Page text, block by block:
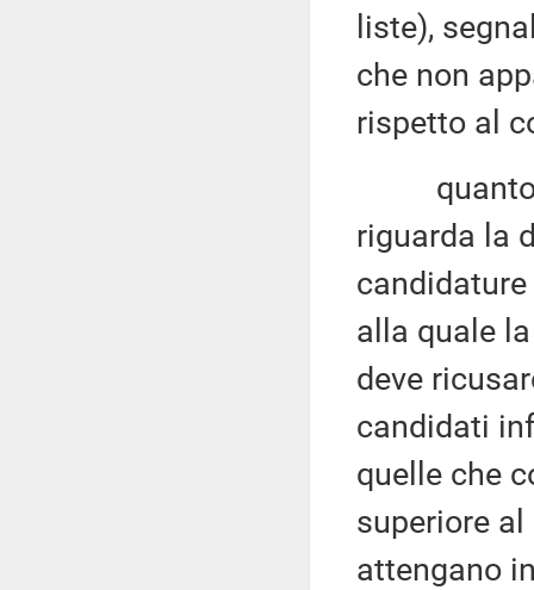
liste),
che non
rispetto al
quanto
riguarda la
alla quale
deve
candidati
quelle che
superiore
attengano